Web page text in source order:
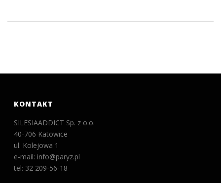
KONTAKT
SILESIAADDICT Sp. z o.o.
40-706 Katowice
ul. Kolejowa 1
e-mail: info@paryz.pl
tel: 32 209-56-18